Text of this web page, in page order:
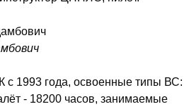
с 1993 года, освоенные типы ВС:
- 18200 часов, занимаемые